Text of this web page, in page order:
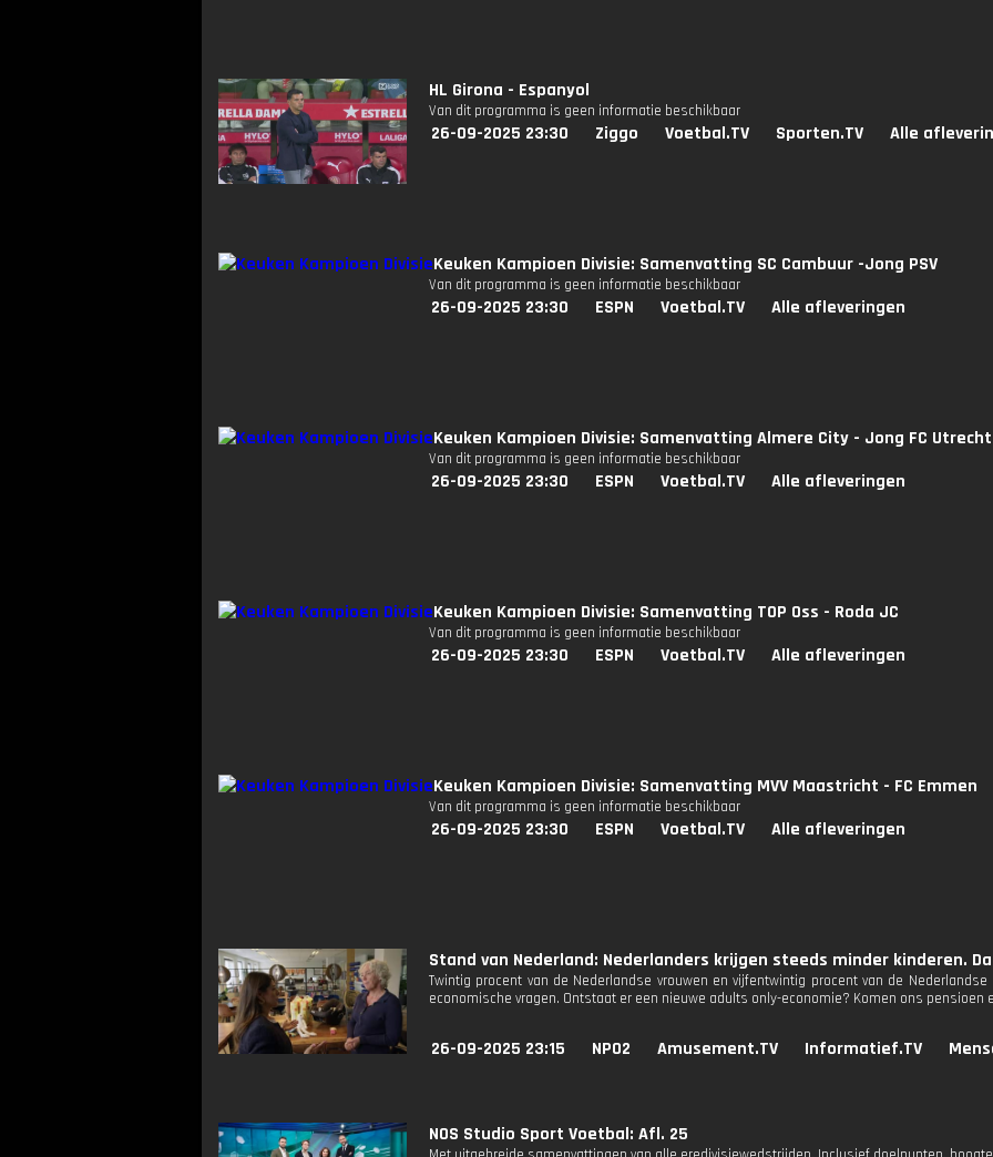
HL Girona - Espanyol
Van dit programma is geen informatie beschikbaar
26-09-2025 23:30 Ziggo Voetbal.TV Sporten.TV Alle
Keuken Kampioen Divisie: Samenvatting SC Cambuur -Jong PSV
Van dit programma is geen informatie beschikbaar
26-09-2025 23:30 ESPN Voetbal.TV Alle afleveringen
Keuken Kampioen Divisie: Samenvatting Almere City - Jong FC Utrecht
Van dit programma is geen informatie beschikbaar
26-09-2025 23:30 ESPN Voetbal.TV Alle afleveringen
Keuken Kampioen Divisie: Samenvatting TOP Oss - Roda JC
Van dit programma is geen informatie beschikbaar
26-09-2025 23:30 ESPN Voetbal.TV Alle afleveringen
Keuken Kampioen Divisie: Samenvatting MVV Maastricht - FC Emmen
Van dit programma is geen informatie beschikbaar
26-09-2025 23:30 ESPN Voetbal.TV Alle afleveringen
Stand van Nederland: Nederlanders krijgen steeds minder kinderen.
Twintig procent van de Nederlandse vrouwen en vijfentwintig procent van de
economische vragen. Ontstaat er een nieuwe adults only-economie? Komen ons pensioen
26-09-2025 23:15 NPO2 Amusement.TV Informatief.TV
NOS Studio Sport Voetbal: Afl. 25